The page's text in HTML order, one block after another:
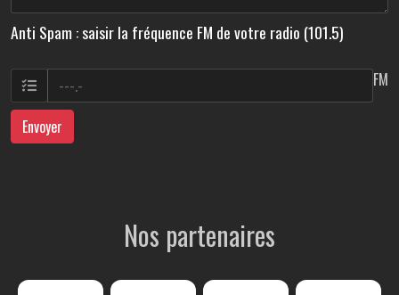
Anti Spam : saisir la fréquence FM de votre radio (101.5)
FM
Envoyer
Nos partenaires